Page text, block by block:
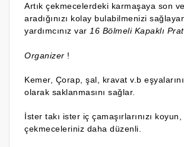
Artık çekmecelerdeki karmaşaya son
aradığınızı kolay bulabilmenizi
yardımcınız var 16 Bölmeli Kapaklı
Organizer !
Kemer, Çorap, şal, kravat v.b
olarak saklanmasını sağlar.
İster takı ister iç çamaşırlarınızı
çekmeceleriniz daha düzenli.